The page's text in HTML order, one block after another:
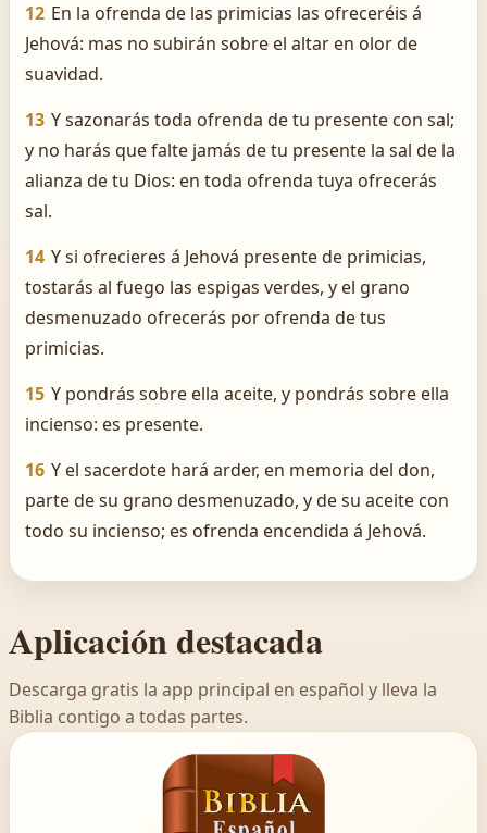
12 En la ofrenda de las primicias las ofreceréis á
Jehová: mas no subirán sobre el altar en olor de
suavidad.
13 Y sazonarás toda ofrenda de tu presente con sal;
y no harás que falte jamás de tu presente la sal de la
alianza de tu Dios: en toda ofrenda tuya ofrecerás
sal.
14 Y si ofrecieres á Jehová presente de primicias,
tostarás al fuego las espigas verdes, y el grano
desmenuzado ofrecerás por ofrenda de tus
primicias.
15 Y pondrás sobre ella aceite, y pondrás sobre ella
incienso: es presente.
16 Y el sacerdote hará arder, en memoria del don,
parte de su grano desmenuzado, y de su aceite con
todo su incienso; es ofrenda encendida á Jehová.
Aplicación destacada
Descarga gratis la app principal en español y lleva la
Biblia contigo a todas partes.